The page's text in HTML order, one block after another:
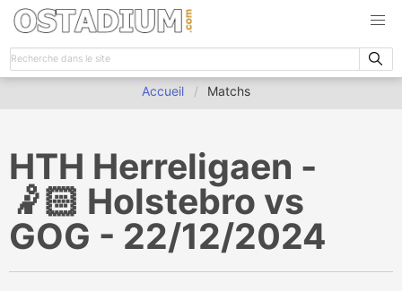
Accueil Matchs
HTH Herreligaen -
🤾🏻 Holstebro vs
GOG - 22/12/2024